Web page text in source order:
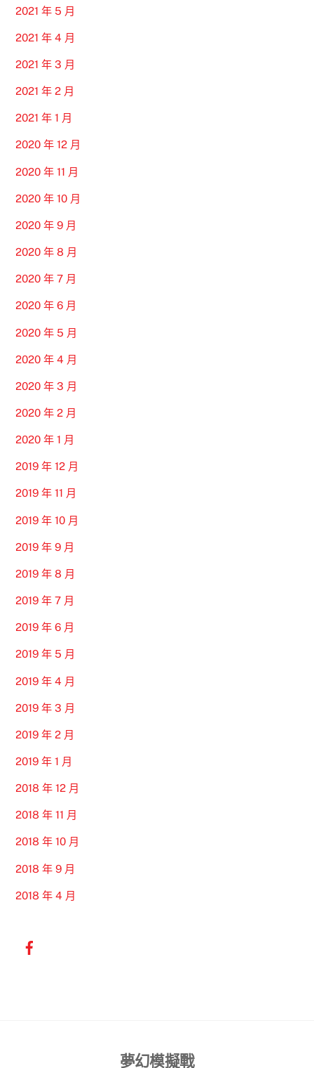
2021 年 5 月
2021 年 4 月
2021 年 3 月
2021 年 2 月
2021 年 1 月
2020 年 12 月
2020 年 11 月
2020 年 10 月
2020 年 9 月
2020 年 8 月
2020 年 7 月
2020 年 6 月
2020 年 5 月
2020 年 4 月
2020 年 3 月
2020 年 2 月
2020 年 1 月
2019 年 12 月
2019 年 11 月
2019 年 10 月
2019 年 9 月
2019 年 8 月
2019 年 7 月
2019 年 6 月
2019 年 5 月
2019 年 4 月
2019 年 3 月
2019 年 2 月
2019 年 1 月
2018 年 12 月
2018 年 11 月
2018 年 10 月
2018 年 9 月
2018 年 4 月
Back
夢幻模擬戰